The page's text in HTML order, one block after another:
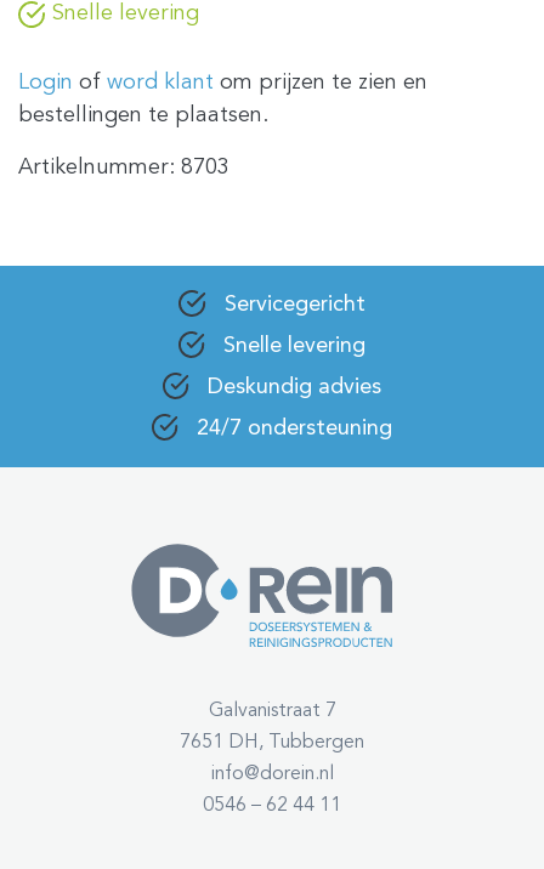
Snelle levering
Login of word klant om prijzen te zien en
bestellingen te plaatsen.
Artikelnummer: 8703
Servicegericht
Snelle levering
Deskundig advies
24/7 ondersteuning
Galvanistraat 7
7651 DH, Tubbergen
info@dorein.nl
0546 – 62 44 11